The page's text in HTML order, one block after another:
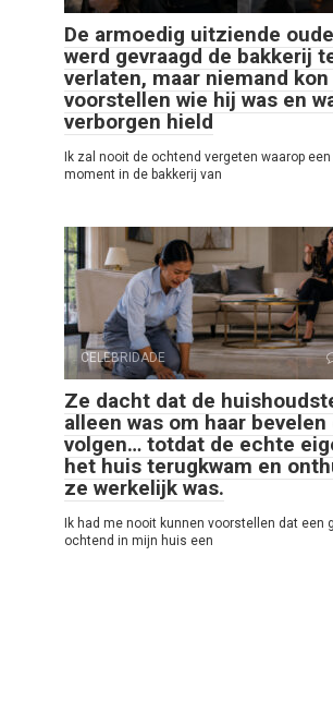
De armoedig uitziende
werd gevraagd de bakkerij
verlaten, maar niemand
voorstellen wie hij was en
verborgen hield
Ik zal nooit de ochtend vergeten waarop
moment in de bakkerij van
CELEBRIDADE
Ze dacht dat de
alleen was om haar bevelen
volgen… totdat de echte
het huis terugkwam en
ze werkelijk was.
Ik had me nooit kunnen voorstellen dat een
ochtend in mijn huis een